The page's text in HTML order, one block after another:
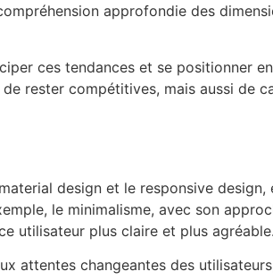
approfondie des
ces tendances et se positionner
rester compétitives, mais aussi de
design et le responsive
le minimalisme, avec son
utilisateur plus claire et plus agréable.
attentes changeantes des